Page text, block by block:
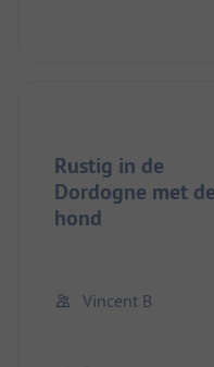
Rustig in de
Dordogne met de
hond
Vincent B